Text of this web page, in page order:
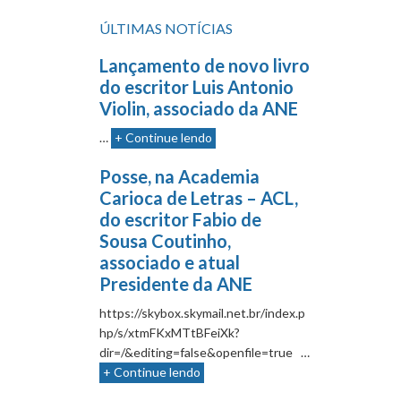
ÚLTIMAS NOTÍCIAS
Lançamento de novo livro
do escritor Luis Antonio
Violin, associado da ANE
… + Continue lendo
Posse, na Academia
Carioca de Letras – ACL,
do escritor Fabio de
Sousa Coutinho,
associado e atual
Presidente da ANE
https://skybox.skymail.net.br/index.p
hp/s/xtmFKxMTtBFeiXk?
dir=/&editing=false&openfile=true …
+ Continue lendo